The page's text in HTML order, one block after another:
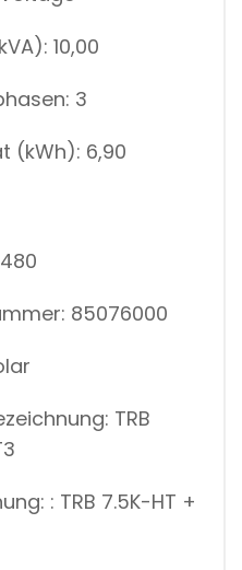
10,00
3
(kWh): 6,90
85076000
TRB
: TRB 7.5K-HT +